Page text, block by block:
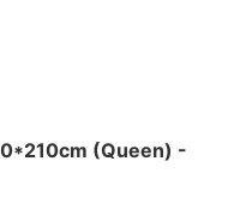
(Queen) -